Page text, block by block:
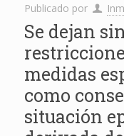
Publicado por
Se dejan
medidas
como
situación